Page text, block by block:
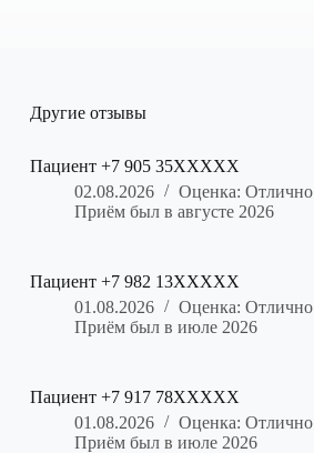
Другие отзывы
Пациент +7 905 35XXXXX
02.08.2026
Оценка: Отлично
Приём был в августе 2026
Пациент +7 982 13XXXXX
01.08.2026
Оценка: Отлично
Приём был в июле 2026
Пациент +7 917 78XXXXX
01.08.2026
Оценка: Отлично
Приём был в июле 2026